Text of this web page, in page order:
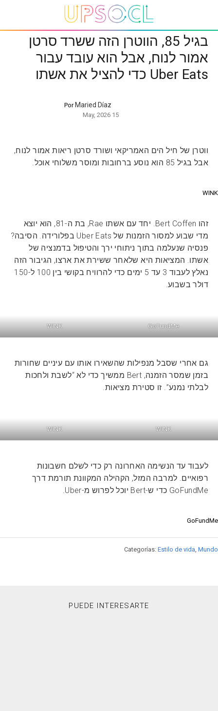
בגיל 85, הווטרן הזה ששרד סרטן
אמור לנוח, אבל הוא עובד עבור
Uber Eats כדי להציל את אשתו
Por Maried Díaz
15 May, 2026
ווטרן של חיל הים האמריקאי ושורד סרטן ריאות אמור לנוח,
אבל בגיל 85 הוא נוסע ברחובות ומוסר משלוחי אוכל.
WINK
זהו Bert Coffen. יחד עם אשתו Rae, בת ה-81, הוא יוצא
מדי שבוע למסור הזמנות של Uber Eats בפלורידה. הסיבה?
פנסיה שנעלמה בתוך ניתוחי ירך והטיפול בדמנציה של
אשתו. המציאות היא שלאחר ששירת את ארצו, הגיבור הזה
נאלץ לעבוד 3 עד 5 ימים כדי להרוויח בקושי בין 100 ל-150
דולר בשבוע.
GoFundMe
WINK
גם אחרי שסבל מנפילות שהשאירו אותו עם עיניים שחורות
בזמן שמסר הזמנה, Bert ממשיך כדי לא “לשבת ולחכות
לבלתי נמנע”. זו סטירת מציאות.
WINK
WINK
לעבוד עד הנשימה האחרונה רק כדי לשלם חשבונות
רפואיים. למרבה המזל, הקהילה המקוונת תורמת דרך
GoFundMe כדי ש-Bert יוכל לפרוש מ-Uber.
GoFundMe
Categorías: Estilo de vida Mundo
PUEDE INTERESARTE